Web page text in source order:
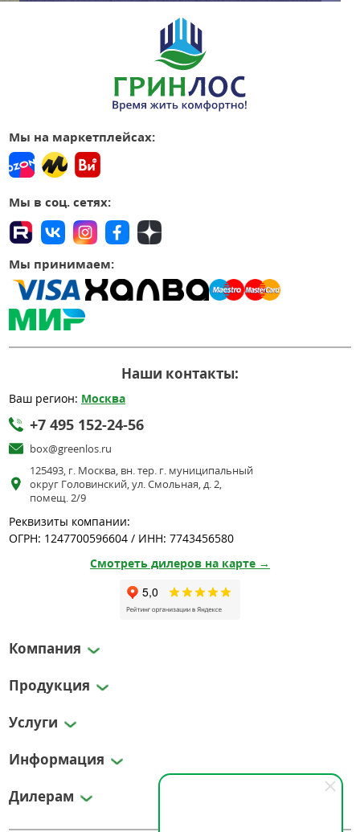
Мы на маркетплейсах:
Мы в соц. сетях:
Мы принимаем:
Наши контакты:
Ваш регион: Москва
+7 495 152-24-56
box@greenlos.ru
125493, г. Москва, вн. тер. г. муниципальный
округ Головинский, ул. Смольная, д. 2,
помещ. 2/9
Реквизиты компании:
ОГРН: 1247700596604 / ИНН: 7743456580
Смотреть дилеров на карте →
Компания
Продукция
Услуги
Информация
Дилерам